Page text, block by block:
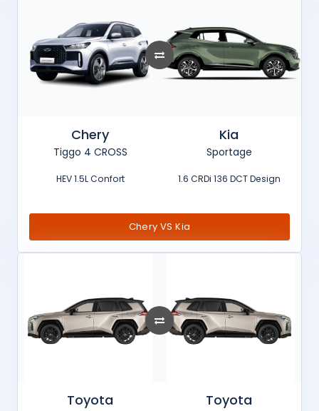
Chery
Tiggo 4 CROSS
HEV 1.5L Confort
Kia
Sportage
1.6 CRDi 136 DCT Design
Chery VS Kia
Toyota Toyota